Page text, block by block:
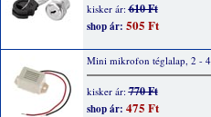
kisker ár:610 Ft
shop ár: 505 Ft
Mini mikrofon téglalap, 2 -
kisker ár:770 Ft
shop ár: 475 Ft